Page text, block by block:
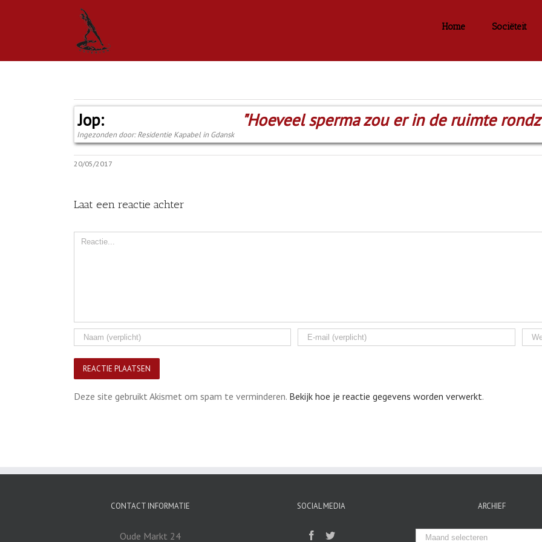
Home Sociëteit
Jop: "Hoeveel sperma zou er in de ruimte
Ingezonden door: Residentie Kapabel in Gdansk
20/05/2017
Laat een reactie achter
Comment
Deze site gebruikt Akismet om spam te verminderen. Bekijk hoe je reactie gegevens worden verwerkt.
CONTACT INFORMATIE
Oude Markt 24
SOCIAL MEDIA ARCHIEF